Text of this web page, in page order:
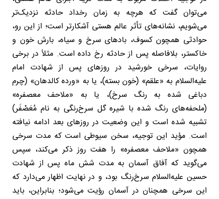
می‌توان گفت که هرچه به زمان رخداد حادثه نزدیک‌تر
می‌شویم، نشانه‌های تأثر عالم هستی آشکارتر است؛ از این رو،
حوادثی همچون کسوف، بادهای سرخ و سیاه، بارش خون و
خاکستر، بلافاصله پس از حادثه رخ داده است. مثلاً در برخی
روایات، سرخی خورشید در روزهای پس از شهادت امام
علیه‌السلام به «علقم» (خون بسته)، یا به «ورده کالدهان» (چرم
دباغی شده به رنگ سرخ)، یا به «ملاحف معصفره»
(ملحفه‌های رنگ شده با شیره گل سرخ‌رنگی به نام مُعَصْفَر)
تشبیه شده است و این وضعیت در روزهای بعد ادامه نیافته
است. مؤید این توجیه، سخن سیوطی است که مدت سرخی
همچون «ملاحف معصفره» را هفت روز ذکر می‌کند، سپس
می‌گوید که آفاق آسمان به مدت شش ماه پس از شهادت
حسین علیه‌السلام سرخ‌رنگ بود، و در نهایت اظهار می‌دارد که
این سرخی همچنان در آسمان رؤیت می‌شود؛ بنابراین، باید